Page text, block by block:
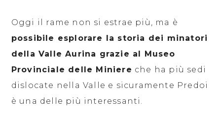
Oggi il rame non si estrae più, ma è
possibile esplorare la storia dei minatori
della Valle Aurina grazie al Museo
Provinciale delle Miniere che ha più sedi
dislocate nella Valle e sicuramente Predoi
è una delle più interessanti.